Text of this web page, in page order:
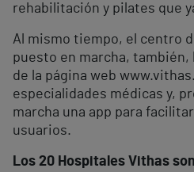
rehabilitación y pilates que
Al mismo tiempo, el centro
puesto en marcha, también,
de la página web
especialidades médicas y,
marcha una app para
usuarios.
Los 20 Hospitales Vithas